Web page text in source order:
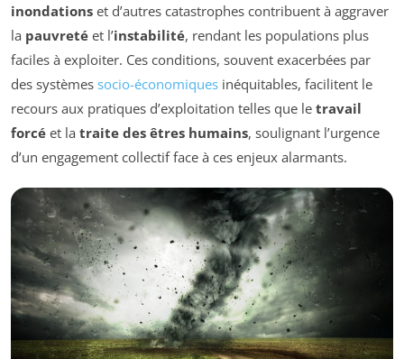
inondations et d’autres catastrophes contribuent à aggraver
la pauvreté et l’instabilité, rendant les populations plus
faciles à exploiter. Ces conditions, souvent exacerbées par
des systèmes socio-économiques inéquitables, facilitent le
recours aux pratiques d’exploitation telles que le travail
forcé et la traite des êtres humains, soulignant l’urgence
d’un engagement collectif face à ces enjeux alarmants.